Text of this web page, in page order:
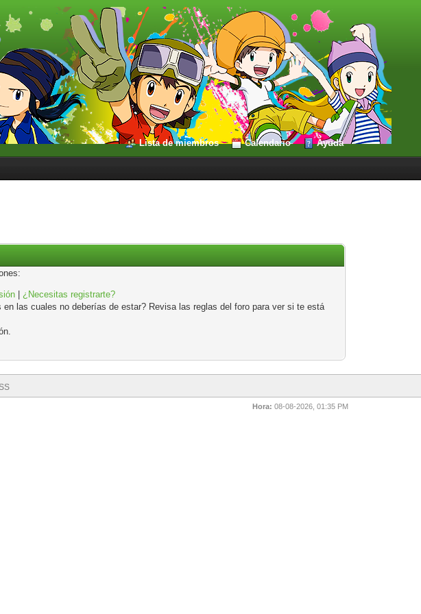
Lista de miembros Calendario Ayuda
|¿Necesitas registrarte?
las cuales no deberías de estar? Revisa las reglas del foro para ver si te está
Hora: 08-08-2026, 01:35 PM